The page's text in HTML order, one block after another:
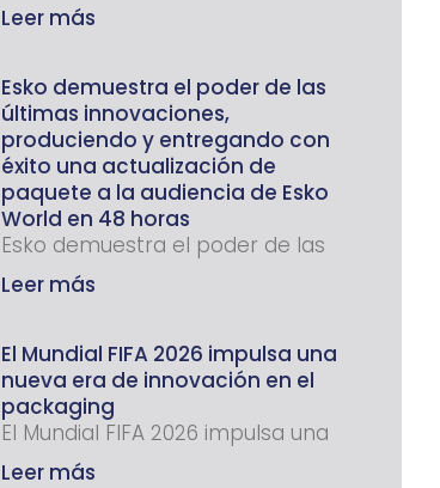
Leer más
Esko demuestra el poder de las
últimas innovaciones,
produciendo y entregando con
éxito una actualización de
paquete a la audiencia de Esko
World en 48 horas
Esko demuestra el poder de las
Leer más
El Mundial FIFA 2026 impulsa una
nueva era de innovación en el
packaging
El Mundial FIFA 2026 impulsa una
Leer más